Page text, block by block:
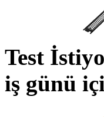
Test
iş günü